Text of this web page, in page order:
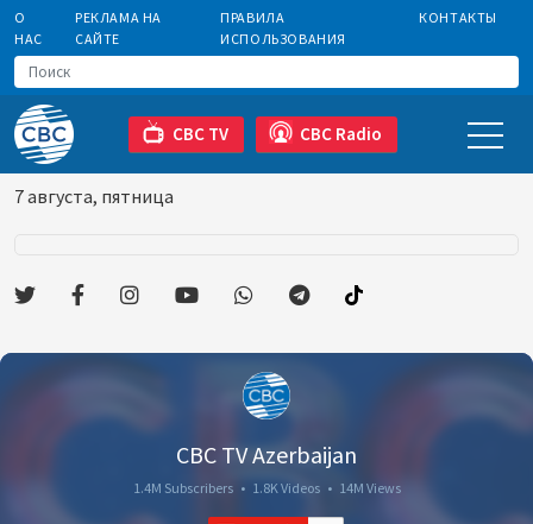
О
НАС
РЕКЛАМА НА
САЙТЕ
ПРАВИЛА
ИСПОЛЬЗОВАНИЯ
КОНТАКТЫ
CBC TV CBC Radio
7 августа, пятница
CBC TV Azerbaijan
1.4M Subscribers • 1.8K Videos • 14M Views